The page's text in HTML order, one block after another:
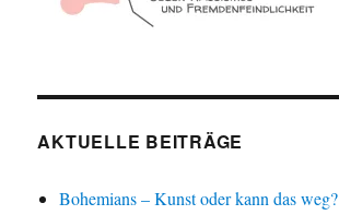
AKTUELLE BEITRÄGE
Bohemians – Kunst oder kann das weg?